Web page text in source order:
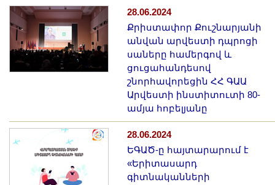
28.06.2024
Քրիստափոր Քուշնարյանի
անվան արվեստի դպրոցի
սաները համերգով և
ցուցահանդեսով
շնորհավորեցին ՀՀ ԳԱԱ
Արվեստի ինստիտուտի 80-
ամյա հոբելյանը
28.06.2024
ԵԳԱԾ-ը հայտարարում է
«Երիտասարդ
գիտնականների